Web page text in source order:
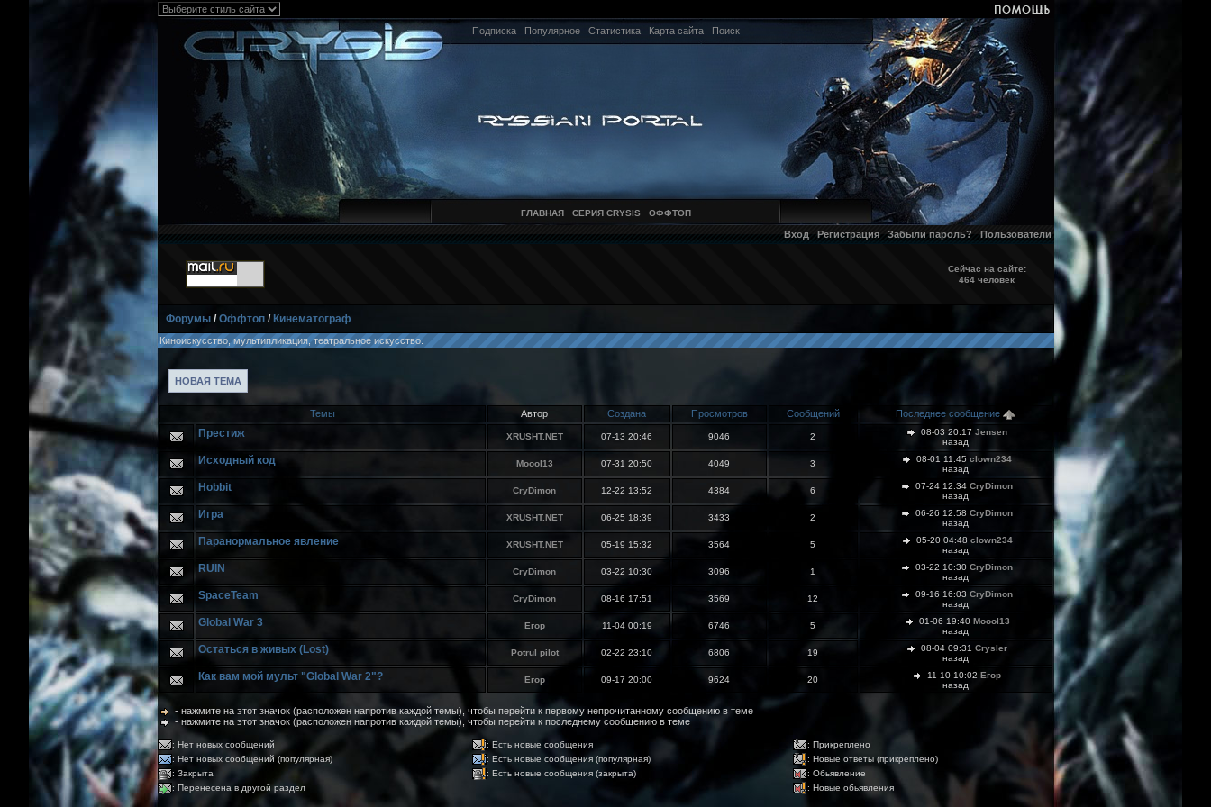
Подписка Популярное Статистика Карта сайта Поиск
ГЛАВНАЯ СЕРИЯ CRYSIS ОФФТОП
Вход Регистрация Забыли пароль? Пользователи
Сейчас на сайте:
464 человек
Форумы/Оффтоп/ Кинематограф
Киноискусство, мультипликация, театральное искусство.
НОВАЯ ТЕМА
Темы Автор Cоздана Просмотров Сообщений Последнее сообщение
Престиж XRUSHT.NET 07-13 20:46 9046 2 08-03 20:17 Jensen
назад
Исходный код Moool13 07-31 20:50 4049 3 08-01 11:45 clown234
назад
Hobbit CryDimon 12-22 13:52 4384 6 07-24 12:34 CryDimon
назад
Игра XRUSHT.NET 06-25 18:39 3433 2 06-26 12:58 CryDimon
назад
Паранормальное явление XRUSHT.NET 05-19 15:32 3564 5 05-20 04:48 clown234
назад
RUIN CryDimon 03-22 10:30 3096 1 03-22 10:30 CryDimon
назад
SpaceTeam CryDimon 08-16 17:51 3569 12 09-16 16:03 CryDimon
назад
Global War 3 Егор 11-04 00:19 6746 5 01-06 19:40 Moool13
назад
Остаться в живых (Lost) Potrul pilot 02-22 23:10 6806 19 08-04 09:31 Crysler
назад
Как вам мой мульт "Global War 2"? Егор 09-17 20:00 9624 20 11-10 10:02 Егор
назад
- нажмите на этот значок (расположен напротив каждой темы), чтобы перейти к первому непрочитанному сообщению в теме
- нажмите на этот значок (расположен напротив каждой темы), чтобы перейти к последнему сообщению в теме
: Нет новых сообщений : Есть новые сообщения
: Прикреплено
: Нет новых сообщений (популярная)
: Есть новые сообщения (популярная)
: Новые ответы (прикреплено)
: Закрыта
: Есть новые сообщения (закрыта)
: Обьявление
: Перенесена в другой раздел
: Новые обьявления